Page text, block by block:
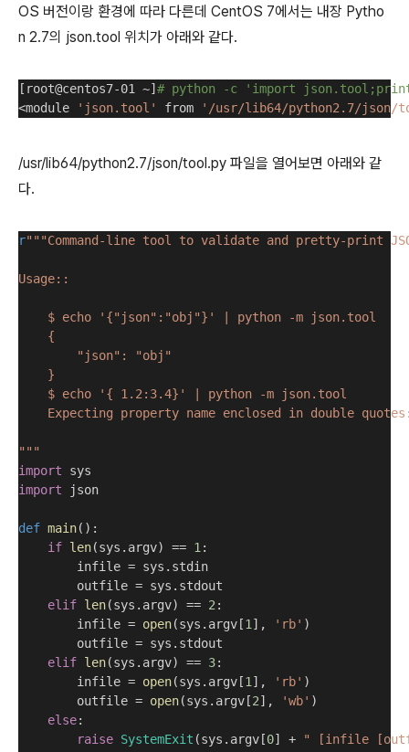
OS 버전이랑 환경에 따라 다른데 CentOS 7에서는 내장 Pytho
n 2.7의 json.tool 위치가 아래와 같다.
[root@centos7-01 ~] # python -c 'import
<module
'json.tool' from '/usr/lib64/python2.7/json/
/usr/lib64/python2.7/json/tool.py 파일을 열어보면 아래와 같
다.
r"""Command-line tool to validate and pretty-print
Usage::
$ echo '{"json":"obj"}' | python -m json.tool
{
"json": "obj"
}
$ echo '{ 1.2:3.4}' | python -m json.tool
Expecting property name enclosed in double
"""
import sys
import json
def main():
if len(sys.argv) == 1 :
infile = sys.stdin
outfile = sys.stdout
elif len(sys.argv) == 2 :
infile = open(sys.argv[1 ], 'rb' )
outfile = sys.stdout
elif len(sys.argv) == 3:
infile = open(sys.argv[1 ], 'rb' )
outfile = open(sys.argv[2], 'wb' )
else:
raise SystemExit (sys.argv[0] +
" [infile